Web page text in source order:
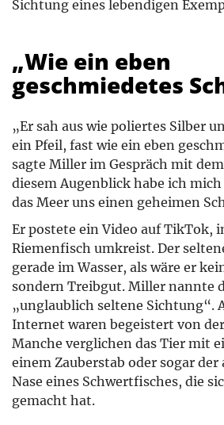
Sichtung eines lebendigen
„Wie ein eben
geschmiedetes
„Er sah aus wie poliertes Silber
ein Pfeil, fast wie ein eben
sagte Miller im Gespräch mit
diesem Augenblick habe ich
das Meer uns einen geheimen
Er postete ein Video auf TikTok,
Riemenfisch umkreist. Der
gerade im Wasser, als wäre er
sondern Treibgut. Miller nannte
„unglaublich seltene Sichtung“.
Internet waren begeistert von
Manche verglichen das Tier mit
einem Zauberstab oder sogar der
Nase eines Schwertfisches, die
gemacht hat.